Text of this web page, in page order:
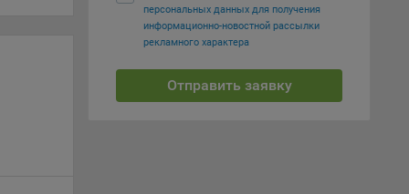
персональных данных для получения
информационно-новостной рассылки
рекламного характера
Отправить заявку